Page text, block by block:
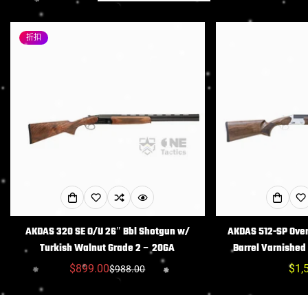
折扣
AKDAS 320 SE O/U 26″ Bbl Shotgun w/
Turkish Walnut Grade 2 – 20GA
销
$899.00常
$988.00
AKDAS 512-SP
Barrel
常
Confirm your age
Are you 18 years old or older?
NO, I'M NOT